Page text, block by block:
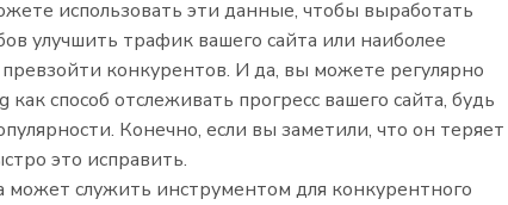
использовать эти данные, чтобы выработать
улучшить трафик вашего сайта или наиболее
конкурентов. И да, вы можете регулярно
способ отслеживать прогресс вашего сайта, будь
Конечно, если вы заметили, что он теряет
это исправить.
служить инструментом для конкурентного